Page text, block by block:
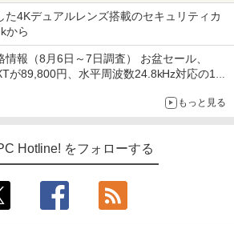
た4Kデュアルレンズ搭載のセキュリティカ
から
報（8月6日～7日調査） お盆セール、
が89,800円、水平周波数24.8kHz対応の17
もっと見る
Hotline! をフォローする